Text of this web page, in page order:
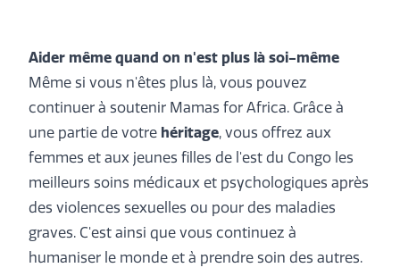
Aider même quand on n'est plus là soi-même
Même si vous n'êtes plus là, vous pouvez
continuer à soutenir Mamas for Africa. Grâce à
une partie de votre héritage, vous offrez aux
femmes et aux jeunes filles de l'est du Congo les
meilleurs soins médicaux et psychologiques après
des violences sexuelles ou pour des maladies
graves. C'est ainsi que vous continuez à
humaniser le monde et à prendre soin des autres.